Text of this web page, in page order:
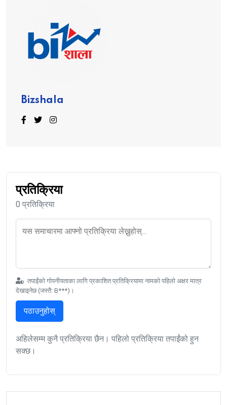
Bizshala
प्रतिक्रिया
0 प्रतिक्रिया
तपाईंको गोपनीयताका लागि प्रकाशित प्रतिक्रियामा नामको पहिलो अक्षर मात्र
देखाइनेछ (जस्तै: B***)।
पठाउनुहोस्
अहिलेसम्म कुनै प्रतिक्रिया छैन। पहिलो प्रतिक्रिया तपाईंको हुन
सक्छ।